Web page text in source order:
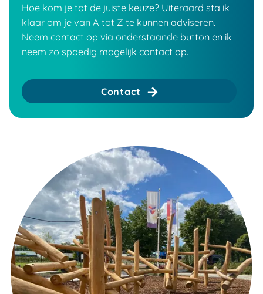
Hoe kom je tot de juiste keuze? Uiteraard sta ik
klaar om je van A tot Z te kunnen adviseren.
Neem contact op via onderstaande button en ik
neem zo spoedig mogelijk contact op.
Contact